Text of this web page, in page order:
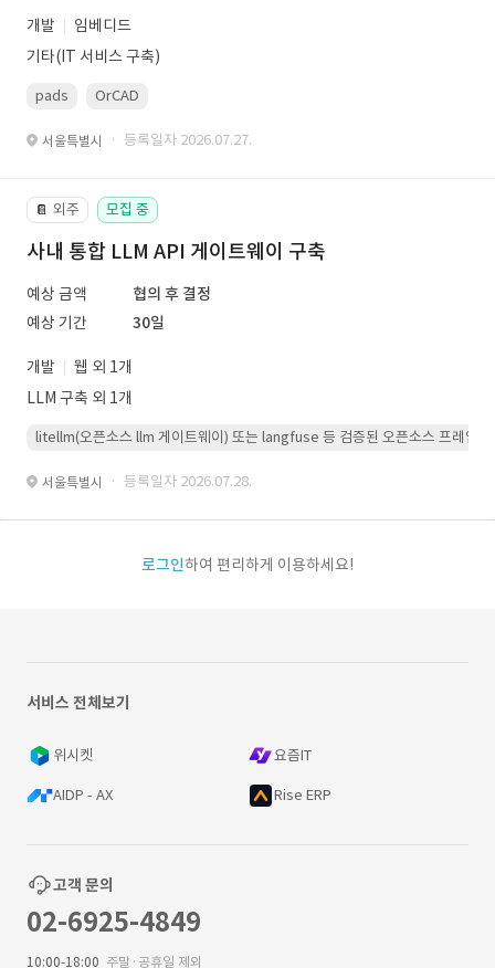
개발
임베디드
기타(IT 서비스 구축)
pads OrCAD
서울특별시 · 등록일자 2026.07.27.
📔 외주 모집 중
사내 통합 LLM API 게이트웨이 구축
예상 금액
협의 후 결정
예상 기간
30일
개발
웹 외 1개
LLM 구축 외 1개
litellm(오픈소스 llm 게이트웨이) 또는 langfuse 등 검증된 오픈소스 프레임워
서울특별시 · 등록일자 2026.07.28.
로그인하여 편리하게 이용하세요!
서비스 전체보기
위시켓 요즘IT
AIDP - AX Rise ERP
고객 문의
02-6925-4849
10:00-18:00 주말·공휴일 제외